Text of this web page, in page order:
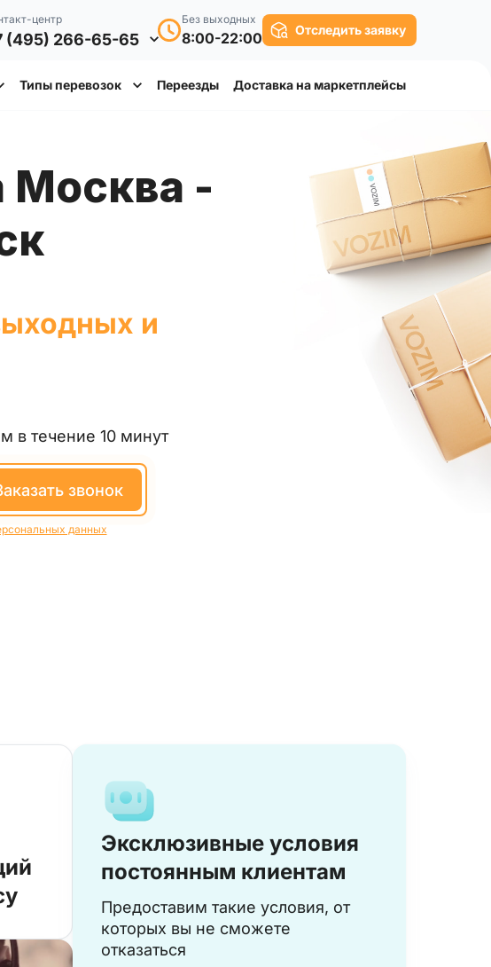
центр
(495) 266-65-65
Без выходных
8:00-22:00 Отследить заявку
Типы перевозок Переезды Доставка на маркетплейсы
и
в течение 10 минут
заказать звонок
данных
Эксклюзивные условия
постоянным клиентам
Предоставим такие условия, от
которых вы не сможете
отказаться